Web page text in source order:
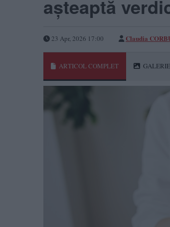
așteaptă
23 Apr, 2026 17:00 Claudia
ARTICOL COMPLET